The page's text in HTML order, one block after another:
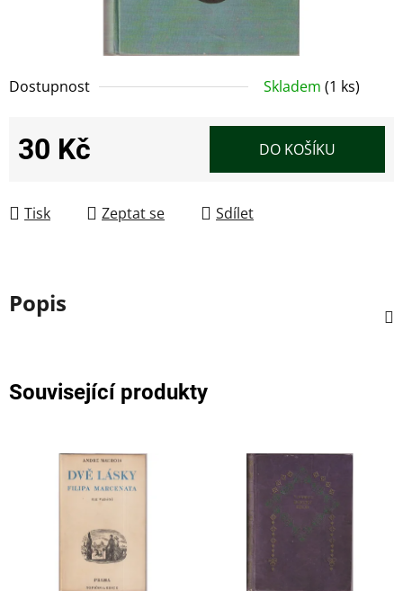
Dostupnost Skladem (1 ks)
30 Kč DO KOŠÍKU
Tisk Zeptat se Sdílet
Popis
Související produkty